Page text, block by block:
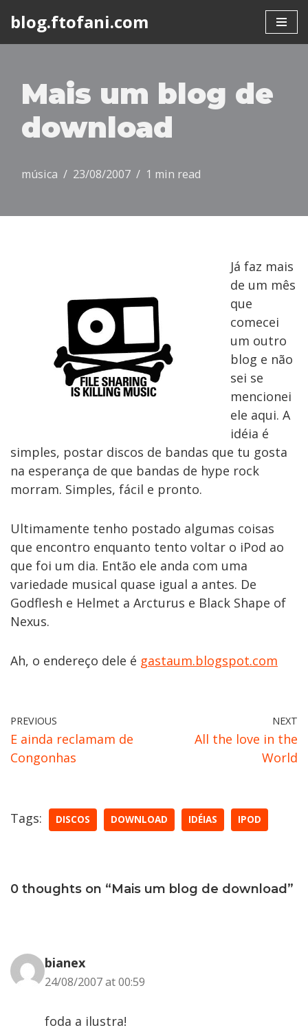
blog.ftofani.com
Mais um blog de
download
música 23/08/2007 1 min read
Já faz mais
de um mês
que
comecei
um outro
blog e não
sei se
mencionei
ele aqui. A
idéia é
simples, postar discos de bandas que tu gosta
na esperança de que bandas de hype rock
morram. Simples, fácil e pronto.
Ultimamente tenho postado algumas coisas
que encontro enquanto tento voltar o iPod ao
que foi um dia. Então ele anda com uma
variedade musical quase igual a antes. De
Godflesh e Helmet a Arcturus e Black Shape of
Nexus.
Ah, o endereço dele é gastaum.blogspot.com
PREVIOUS
E ainda reclamam de
Congonhas
NEXT
All the love in the
World
Tags: DISCOS DOWNLOAD IDÉIAS IPOD
0 thoughts on “Mais um blog de download”
bianex
24/08/2007 at 00:59
foda a ilustra!